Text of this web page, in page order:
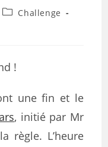
Challenge
!
une fin et le
, initié par Mr
règle. L’heure